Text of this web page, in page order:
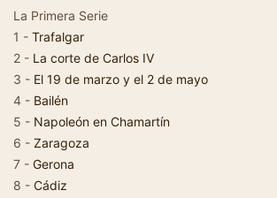
La Primera Serie
1 - Trafalgar
2 - La corte de Carlos IV
3 - El 19 de marzo y el 2 de mayo
4 - Bailén
5 - Napoleón en Chamartín
6 - Zaragoza
7 - Gerona
8 - Cádiz